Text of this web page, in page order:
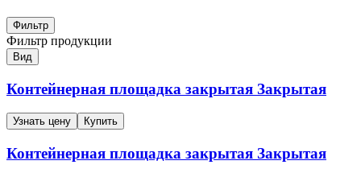
Фильтр
Фильтр продукции
Вид
Контейнерная площадка закрытая Закрытая
Узнать цену Купить
Контейнерная площадка закрытая Закрытая